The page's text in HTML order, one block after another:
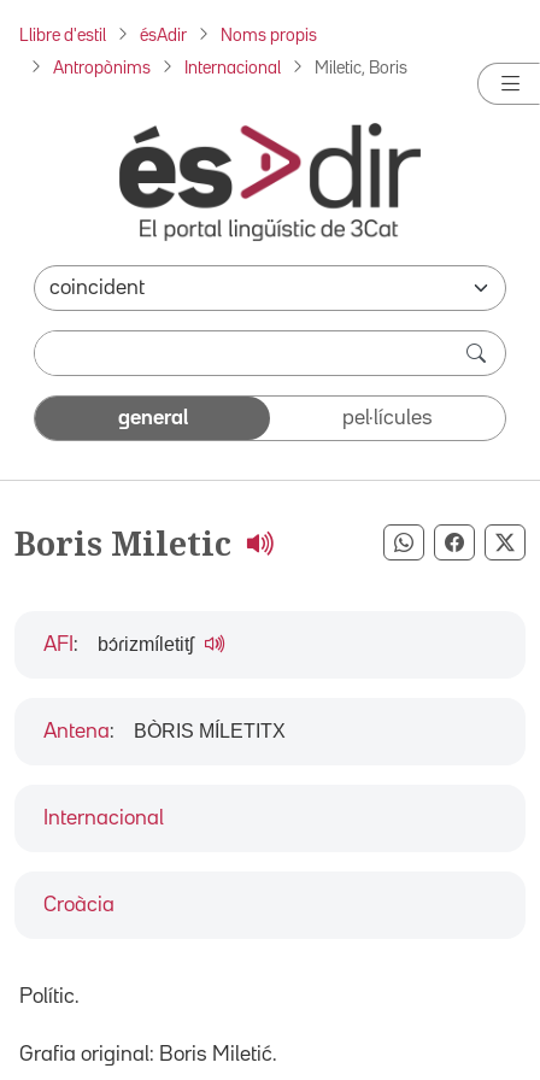
Llibre d'estil ésAdir Noms propis
Antropònims Internacional Miletic, Boris
general pel·lícules
Boris Miletic Compartir
Internacional
Croàcia
AFI : bɔ́ɾizmíletitʃ
Antena: BÒRIS MÍLETITX
Polític.
Grafia original: Boris Miletić.